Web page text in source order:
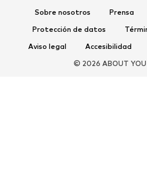
Exclusivo
Sobre nosotros Prensa
Protección de datos
Aviso legal
Accesibilidad
© 2026 ABOUT YOU